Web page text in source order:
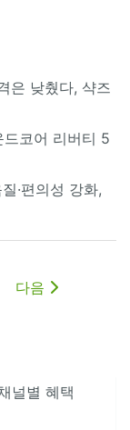
은 낮췄다, 샥즈
드코어 리버티 5
·편의성 강화,
다음
널별 혜택